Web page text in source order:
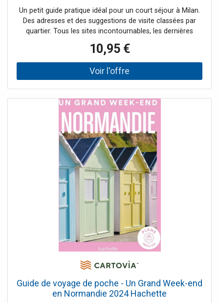
Un petit guide pratique idéal pour un court séjour à Milan.
Des adresses et des suggestions de visite classées par
quartier. Tous les sites incontournables, les dernières
nos expériences uniques pour vivre un très GRAND Week-
End à Milan et dans la région des lacs italiens. Dans cette
nouvelle édition : La découverte de Milan, plus grande ville
d’Italie, et des escapades pour découvrir les lacs Majeur,
présentation, claire, moderne et ultra pratique. Les carnets
d’adresses sont placés à la suite de chaque visite, pour les
repérer plus rapidement. Des expériences et activités
uniques : visiter un sous-marin en plein cœur de la ville,
assister à un opéra dans la mythique salle de la Scala de
Milan, monter à bord d’un téléphérique futuriste pour
admirer le lac de Garde du sommet du Monte Baldo…
Notre sélection de restos, bars avec terrasse, clubs et
boutiques tendance pour s’immerger dans l’ambiance de
Milan et des lacs ! Les coups de cœur et les tops de notre
autrice, passionnée par l’Italie : le tops des restos avec
incontournables, les boutiques design à ne pas manquer…
Un plan détachable avec toutes les adresses localisées.
10,95 €
Guide de voyage de poche - Un Grand Week-end
en Normandie 2024 Hachette